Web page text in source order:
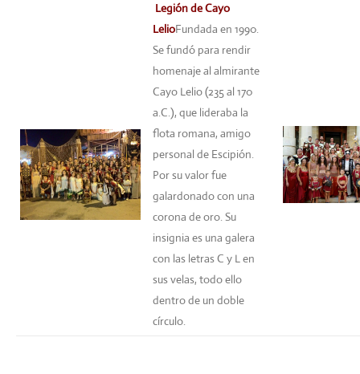
Legión de Cayo
LelioFundada en 1990.
Se fundó para rendir
homenaje al almirante
Cayo Lelio (235 al 170
a.C.), que lideraba la
flota romana, amigo
personal de Escipión.
Por su valor fue
galardonado con una
corona de oro. Su
insignia es una galera
con las letras C y L en
sus velas, todo ello
dentro de un doble
círculo.